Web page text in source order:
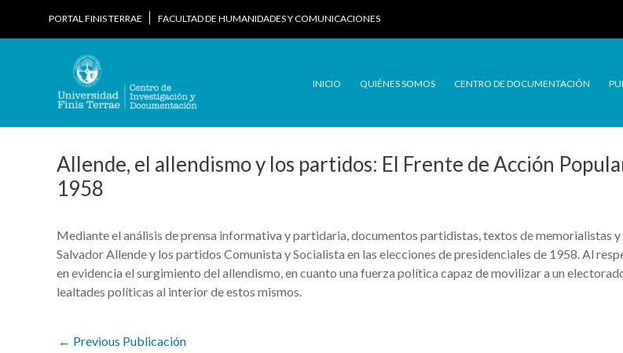
PORTAL FINIS TERRAE FACULTAD DE HUMANIDADES Y COMUNICACIONES
INICIO QUIÉNES SOMOS CENTRO DE DOCUMENTACIÓN
Allende, el allendismo y los partidos: El Frente de Acción
1958
Mediante el análisis de prensa informativa y partidaria, documentos partidistas, textos de memorialistas
Salvador Allende y los partidos Comunista y Socialista en las elecciones de presidenciales de 1958. Al
en evidencia el surgimiento del allendismo, en cuanto una fuerza política capaz de movilizar a un
lealtades políticas al interior de estos mismos.
Post
← Previous Publicación